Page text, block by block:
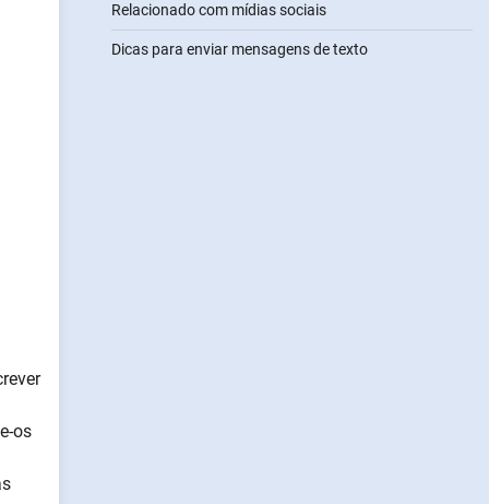
os
Relacionado com mídias sociais
Dicas para enviar mensagens de texto